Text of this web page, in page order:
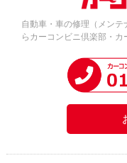
自動車・車の修理（メン
らカーコンビニ倶楽部・カ